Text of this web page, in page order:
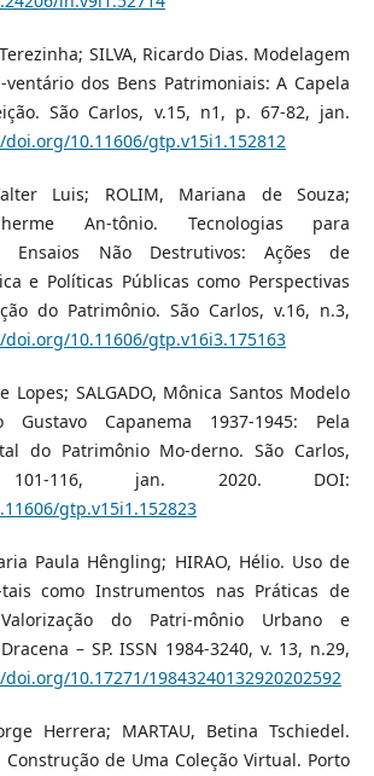
SILVA, Ricardo Dias. Modelagem
dos Bens Patrimoniais: A Capela
São Carlos, v.15, n1, p. 67-82, jan.
10.11606/gtp.v15i1.152812
Luis; ROLIM, Mariana de Souza;
An-tônio. Tecnologias para
Ensaios Não Destrutivos: Ações de
e Políticas Públicas como Perspectivas
do Patrimônio. São Carlos, v.16, n.3,
10.11606/gtp.v16i3.175163
Lopes; SALGADO, Mônica Santos Modelo
Capanema 1937-1945: Pela
do Patrimônio Mo-derno. São Carlos,
116, jan. 2020. DOI:
gtp.v15i1.152823
Paula Hêngling; HIRAO, Hélio. Uso de
tais como Instrumentos nas Práticas de
do Patri-mônio Urbano e
– SP. ISSN 1984-3240, v. 13, n.29,
10.17271/19843240132920202592
Herrera; MARTAU, Betina Tschiedel.
de Uma Coleção Virtual. Porto